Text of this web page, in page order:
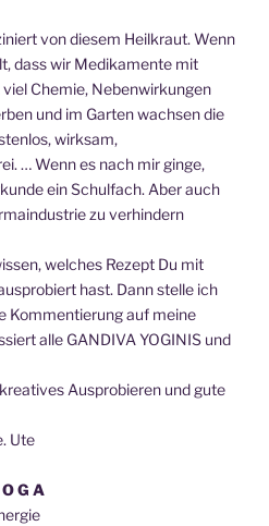
von diesem Heilkraut. Wenn
dass wir Medikamente mit
Chemie, Nebenwirkungen
und im Garten wachsen die
wirksam,
… Wenn es nach mir ginge,
ein Schulfach. Aber auch
zu verhindern
welches Rezept Du mit
hast. Dann stelle ich
Kommentierung auf meine
alle GANDIVA YOGINIS und
Ausprobieren und gute
Ute
G A